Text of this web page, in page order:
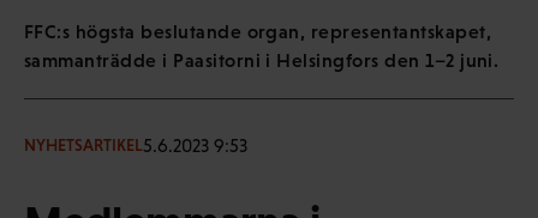
FFC:s högsta beslutande organ, representantskapet,
sammanträdde i Paasitorni i Helsingfors den 1–2 juni.
NYHETSARTIKEL5.6.2023 9:53